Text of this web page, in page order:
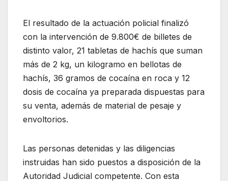
El resultado de la actuación policial finalizó
con la intervención de 9.800€ de billetes de
distinto valor, 21 tabletas de hachís que suman
más de 2 kg, un kilogramo en bellotas de
hachís, 36 gramos de cocaína en roca y 12
dosis de cocaína ya preparada dispuestas para
su venta, además de material de pesaje y
envoltorios.
Las personas detenidas y las diligencias
instruidas han sido puestos a disposición de la
Autoridad Judicial competente. Con esta